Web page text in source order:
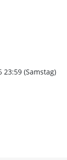
23:59 (Samstag)